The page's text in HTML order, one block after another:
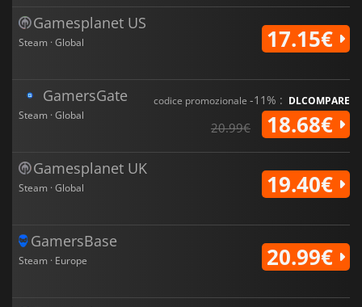
Gamesplanet US
Steam · Global 17.15€
GamersGate
Steam · Global
codice promozionale -11% : DLCOMPARE
20.99€ 18.68€
Gamesplanet UK
Steam · Global 19.40€
GamersBase
Steam · Europe 20.99€